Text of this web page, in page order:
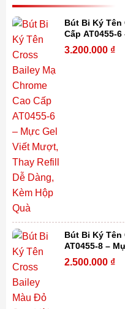
Bút Bi Ký Tên
Cấp AT0455-
Refill Dễ
3.200.000 ₫
Bút Bi Ký Tên
AT0455-8 –
Dàng, Kèm
2.500.000 ₫